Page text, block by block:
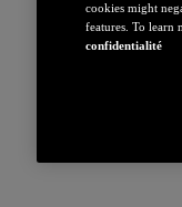
cookies might
features. To learn
confidentialité